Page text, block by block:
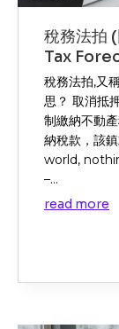
稅務法拍
Tax
稅務法拍,又
思？ 取消抵
制繳納不動
納稅款，該
world,
–...
read more